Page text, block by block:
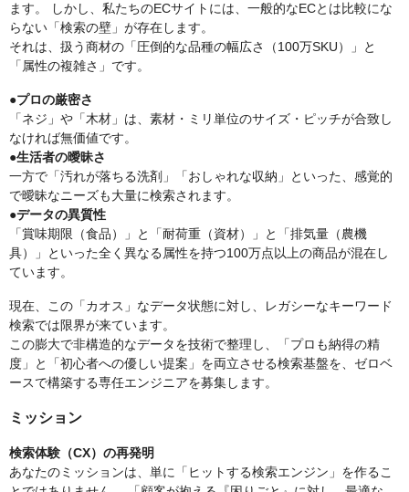
ます。 しかし、私たちのECサイトには、一般的なECとは比較にな
らない「検索の壁」が存在します。
それは、扱う商材の「圧倒的な品種の幅広さ（100万SKU）」と
「属性の複雑さ」です。
●プロの厳密さ
「ネジ」や「木材」は、素材・ミリ単位のサイズ・ピッチが合致し
なければ無価値です。
●生活者の曖昧さ
一方で「汚れが落ちる洗剤」「おしゃれな収納」といった、感覚的
で曖昧なニーズも大量に検索されます。
●データの異質性
「賞味期限（食品）」と「耐荷重（資材）」と「排気量（農機
具）」といった全く異なる属性を持つ100万点以上の商品が混在し
ています。
現在、この「カオス」なデータ状態に対し、レガシーなキーワード
検索では限界が来ています。
この膨大で非構造的なデータを技術で整理し、「プロも納得の精
度」と「初心者への優しい提案」を両立させる検索基盤を、ゼロベ
ースで構築する専任エンジニアを募集します。
ミッション
検索体験（CX）の再発明
あなたのミッションは、単に「ヒットする検索エンジン」を作るこ